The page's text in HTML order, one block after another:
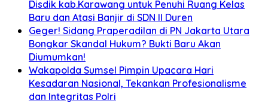
Disdik kab.Karawang untuk Penuhi Ruang Kelas
Baru dan Atasi Banjir di SDN II Duren
Geger! Sidang Praperadilan di PN Jakarta Utara
Bongkar Skandal Hukum? Bukti Baru Akan
Diumumkan!
Wakapolda Sumsel Pimpin Upacara Hari
Kesadaran Nasional, Tekankan Profesionalisme
dan Integritas Polri